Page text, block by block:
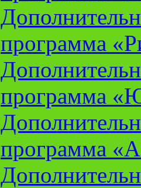
программа
программа
программа